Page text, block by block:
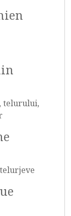
telurului,